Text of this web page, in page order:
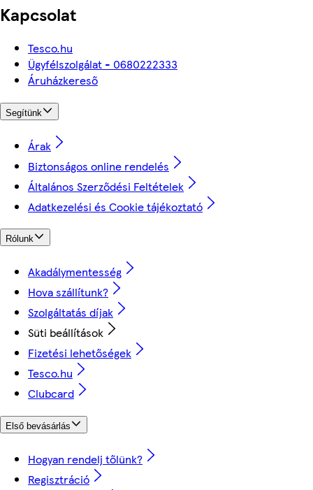
Kapcsolat
Tesco.hu
Ügyfélszolgálat - 0680222333
Áruházkereső
Segítünk
Árak
Biztonságos online rendelés
Általános Szerződési Feltételek
Adatkezelési és Cookie tájékoztató
Rólunk
Akadálymentesség
Hova szállítunk?
Szolgáltatás díjak
Süti beállítások
Fizetési lehetőségek
Tesco.hu
Clubcard
Első bevásárlás
Hogyan rendelj tőlünk?
Regisztráció